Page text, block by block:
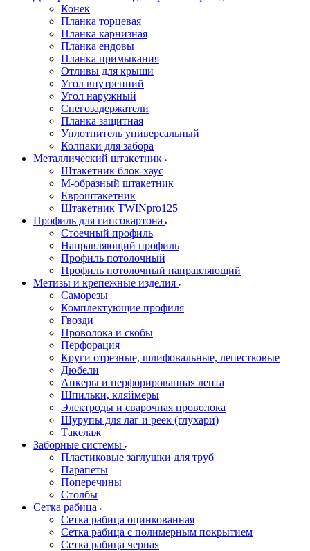
Конек
Планка торцевая
Планка карнизная
Планка ендовы
Планка примыкания
Отливы для крыши
Угол внутренний
Угол наружный
Снегозадержатели
Планка защитная
Уплотнитель универсальный
Колпаки для забора
Металлический штакетник
Штакетник блок-хаус
М-образный штакетник
Евроштакетник
Штакетник TWINpro125
Профиль для гипсокартона
Стоечный профиль
Направляющий профиль
Профиль потолочный
Профиль потолочный направляющий
Метизы и крепежные изделия
Саморезы
Комплектующие профиля
Гвозди
Проволока и скобы
Перфорация
Круги отрезные, шлифовальные, лепестковые
Дюбели
Анкеры и перфорированная лента
Шпильки, кляймеры
Электроды и сварочная проволока
Шурупы для лаг и реек (глухари)
Такелаж
Заборные системы
Пластиковые заглушки для труб
Парапеты
Поперечины
Столбы
Сетка рабица
Сетка рабица оцинкованная
Сетка рабица с полимерным покрытием
Сетка рабица черная